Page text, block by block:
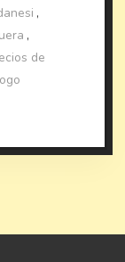
,
,
de